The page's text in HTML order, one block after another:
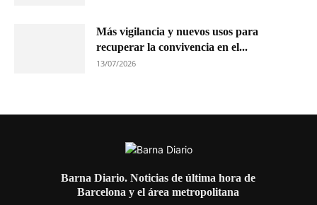
Más vigilancia y nuevos usos para
recuperar la convivencia en el...
13/07/2026
Barna Diario. Noticias de última hora de
Barcelona y el área metropolitana